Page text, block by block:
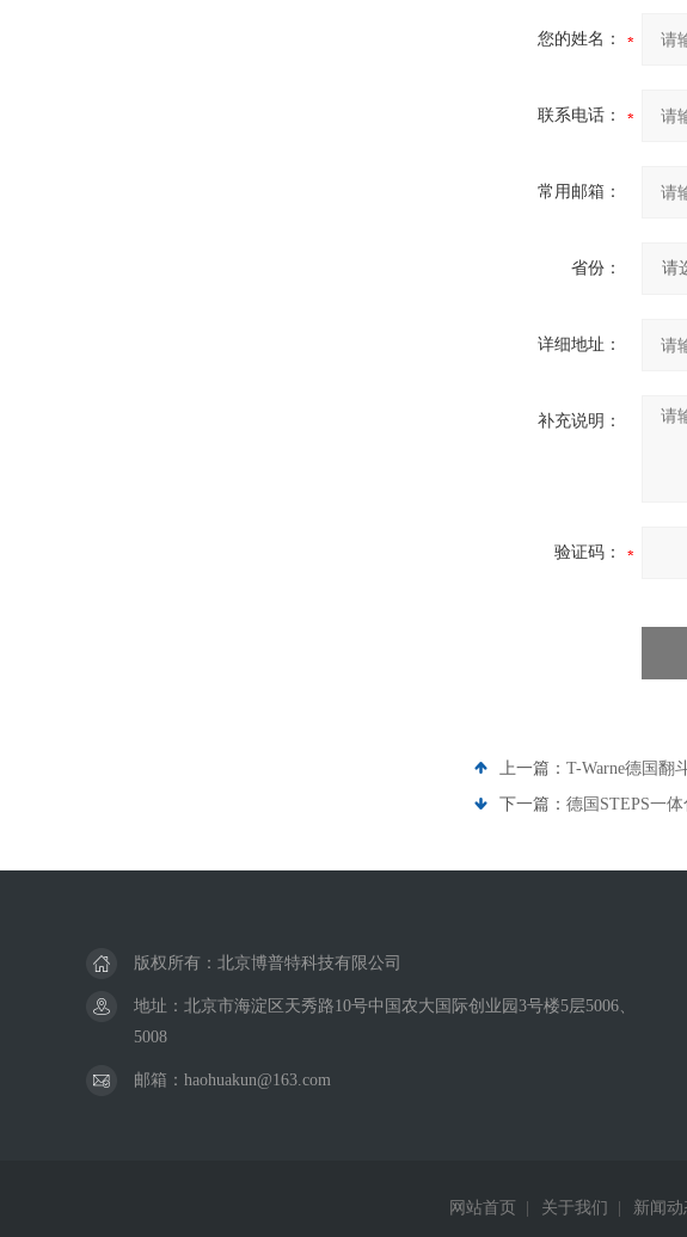
您的姓名：
联系电话：
常用邮箱：
省份：
详细地址：
补充说明：
验证码：
上一篇： T-Warne德国翻
下一篇： 德国STEPS一
版权所有：北京博普特科技有限公司
地址：北京市海淀区天秀路10号中国农大国际创业园3号楼5层5006、
5008
邮箱：haohuakun@163.com
网站首页 关于我们 新闻动